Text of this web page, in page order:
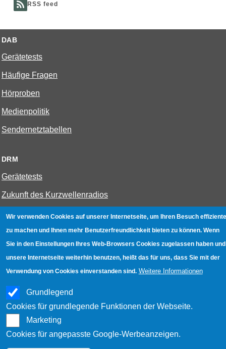
RSS feed
DAB
Gerätetests
Häufige Fragen
Hörproben
Medienpolitik
Sendernetztabellen
DRM
Gerätetests
Zukunft des Kurzwellenradios
Bestenliste
Geräte mit Aufnahmefunktion
Hotspot absichern
WLAN-Testbuch
Datenschutz|Impressum|Kontakt
Wir verwenden Cookies auf unserer Internetseite, um Ihren Besuch
zu machen und Ihnen mehr Benutzerfreundlichkeit bieten zu können. Wenn
Sie in den Einstellungen Ihres Web-Browsers Cookies zugelassen haben und
unsere Internetseite weiterhin benutzen, heißt das für uns, dass Sie mit der
Verwendung von Cookies einverstanden sind. Weitere Informationen
Grundlegend
Cookies für grundlegende Funktionen der Webseite.
Marketing
Cookies für angepasste Google-Werbeanzeigen.